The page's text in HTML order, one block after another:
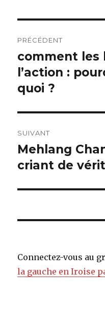
de
l’article
PRÉCÉDENT
Article
précédent :
comment les
l’action :
quoi ?
SUIVANT
Article
suivant :
Mehlang
criant de
Connectez-vous au
la gauche en Iroise